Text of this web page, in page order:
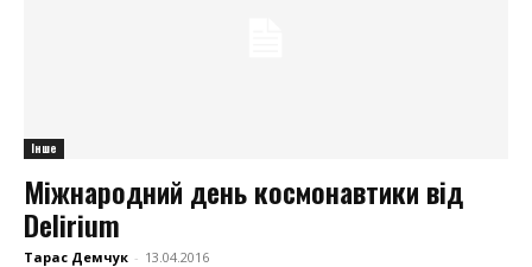
Інше
Міжнародний день космонавтики від
Delirium
Тарас Демчук - 13.04.2016